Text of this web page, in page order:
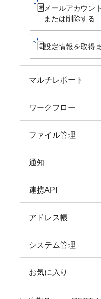
メールアカウン
または​削除する​
設定情報を​取得
マルチレポート
ワークフロー
ファイル管理
通知
連携API
アドレス帳
システム管理
お気に入り